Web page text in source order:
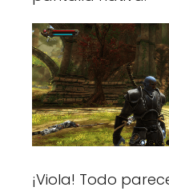
¡Viola! Todo